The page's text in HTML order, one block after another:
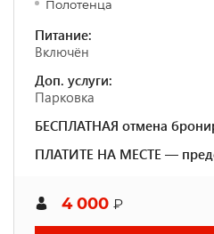
Полотенца
Питание:
Включён
Доп. услуги:
Парковка
БЕСПЛАТНАЯ отмена
ПЛАТИТЕ НА МЕСТЕ —
4 000 ₽